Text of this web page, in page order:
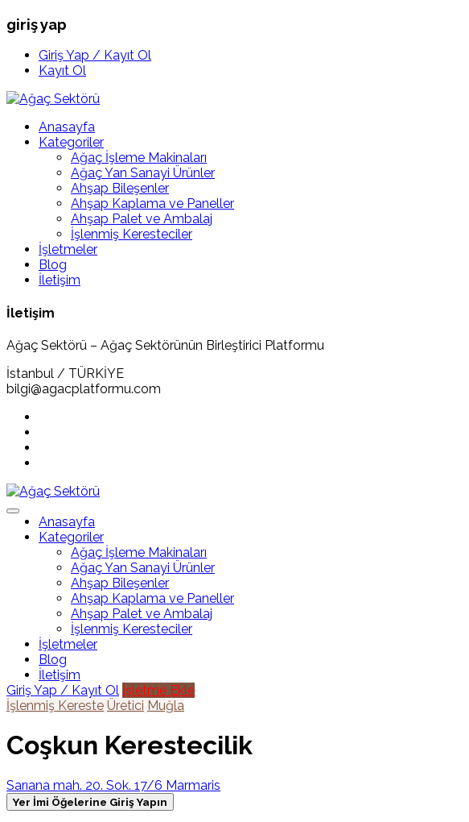
giriş yap
Giriş Yap / Kayıt Ol
Kayıt Ol
Anasayfa
Kategoriler
Ağaç İşleme Makinaları
Ağaç Yan Sanayi Ürünler
Ahşap Bileşenler
Ahşap Kaplama ve Paneller
Ahşap Palet ve Ambalaj
İşlenmiş Keresteciler
İşletmeler
Blog
İletişim
İletişim
Ağaç Sektörü – Ağaç Sektörünün Birleştirici Platformu
İstanbul / TÜRKİYE
bilgi@agacplatformu.com
Anasayfa
Kategoriler
Ağaç İşleme Makinaları
Ağaç Yan Sanayi Ürünler
Ahşap Bileşenler
Ahşap Kaplama ve Paneller
Ahşap Palet ve Ambalaj
İşlenmiş Keresteciler
İşletmeler
Blog
İletişim
Giriş Yap / Kayıt Ol İşletme Ekle
İşlenmiş Kereste Üretici Muğla
Coşkun Kerestecilik
Sarıana mah. 20. Sok. 17/6 Marmaris
Yer İmi Öğelerine Giriş Yapın